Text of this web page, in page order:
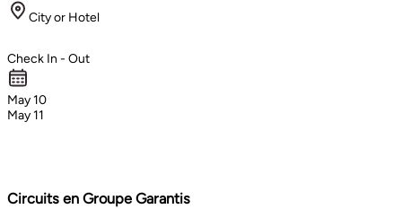
City or Hotel
Check In - Out
May 10
May 11
Circuits en Groupe Garantis